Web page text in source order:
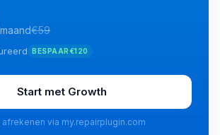
€59
BESPAAR €120
Start met Growth
afrekenen via my.repairplugin.com